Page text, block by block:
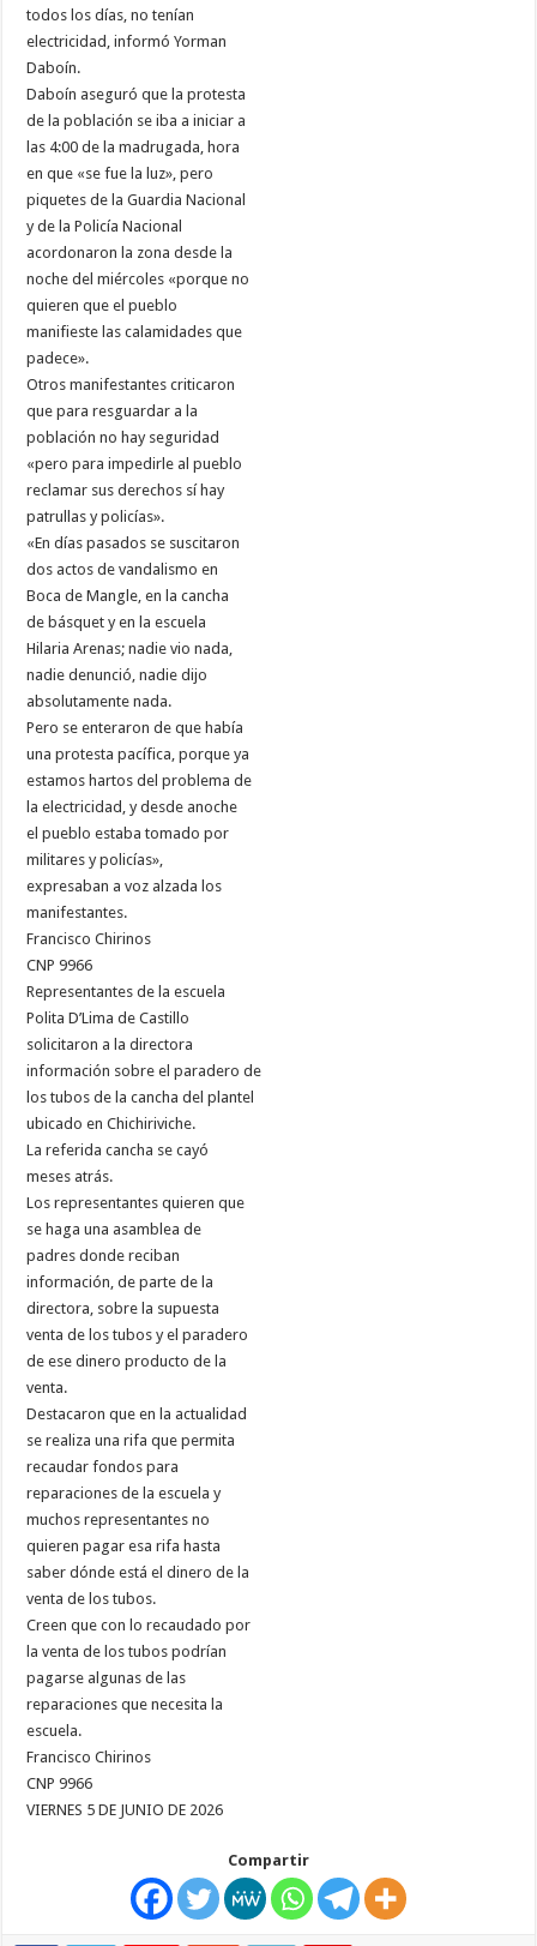
todos los días, no tenían
electricidad, informó Yorman
Daboín.
Daboín aseguró que la protesta
de la población se iba a iniciar a
las 4:00 de la madrugada, hora
en que «se fue la luz», pero
piquetes de la Guardia Nacional
y de la Policía Nacional
acordonaron la zona desde la
noche del miércoles «porque no
quieren que el pueblo
manifieste las calamidades que
padece».
Otros manifestantes criticaron
que para resguardar a la
población no hay seguridad
«pero para impedirle al pueblo
reclamar sus derechos sí hay
patrullas y policías».
«En días pasados se suscitaron
dos actos de vandalismo en
Boca de Mangle, en la cancha
de básquet y en la escuela
Hilaria Arenas; nadie vio nada,
nadie denunció, nadie dijo
absolutamente nada.
Pero se enteraron de que había
una protesta pacífica, porque ya
estamos hartos del problema de
la electricidad, y desde anoche
el pueblo estaba tomado por
militares y policías»,
expresaban a voz alzada los
manifestantes.
Francisco Chirinos
CNP 9966
Representantes de la escuela
Polita D’Lima de Castillo
solicitaron a la directora
información sobre el paradero de
los tubos de la cancha del plantel
ubicado en Chichiriviche.
La referida cancha se cayó
meses atrás.
Los representantes quieren que
se haga una asamblea de
padres donde reciban
información, de parte de la
directora, sobre la supuesta
venta de los tubos y el paradero
de ese dinero producto de la
venta.
Destacaron que en la actualidad
se realiza una rifa que permita
recaudar fondos para
reparaciones de la escuela y
muchos representantes no
quieren pagar esa rifa hasta
saber dónde está el dinero de la
venta de los tubos.
Creen que con lo recaudado por
la venta de los tubos podrían
pagarse algunas de las
reparaciones que necesita la
escuela.
Francisco Chirinos
CNP 9966
VIERNES 5 DE JUNIO DE 2026
Compartir